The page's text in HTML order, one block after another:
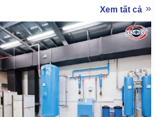
Xem tất cả